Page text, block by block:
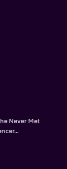
Never Met